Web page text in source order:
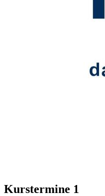
Kurstermine 1